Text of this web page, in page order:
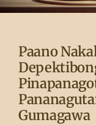
Paano
Gumagawa